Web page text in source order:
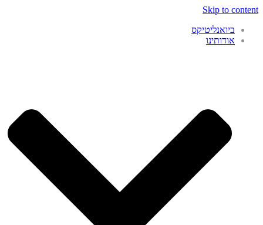
Skip to content
ביואנליטיקס
אודותינו